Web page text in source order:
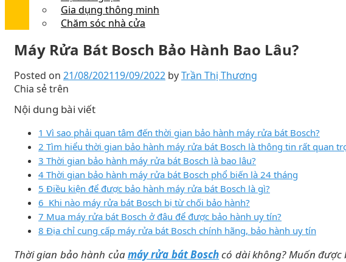
Gia dụng thông minh
Chăm sóc nhà cửa
Máy Rửa Bát Bosch Bảo Hành Bao Lâu?
Posted on 21/08/202119/09/2022 byTrần Thị Thương
Chia sẻ trên
Nội dung bài viết
1 Vì sao phải quan tâm đến thời gian bảo hành máy rửa bát Bosch?
2 Tìm hiểu thời gian bảo hành máy rửa bát Bosch là thông tin rất quan
3 Thời gian bảo hành máy rửa bát Bosch là bao lâu?
4 Thời gian bảo hành máy rửa bát Bosch phổ biến là 24 tháng
5 Điều kiện để được bảo hành máy rửa bát Bosch là gì?
6 Khi nào máy rửa bát Bosch bị từ chối bảo hành?
7 Mua máy rửa bát Bosch ở đâu để được bảo hành uy tín?
8 Địa chỉ cung cấp máy rửa bát Bosch chính hãng, bảo hành uy tín
Thời gian bảo hành củamáy rửa bát Boschcó dài không? Muốn